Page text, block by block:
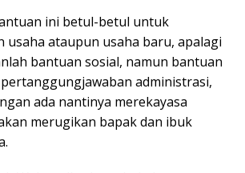
ini betul-betul untuk
usaha ataupun usaha baru, apalagi
bantuan sosial, namun bantuan
administrasi,
ada nantinya merekayasa
merugikan bapak dan ibuk